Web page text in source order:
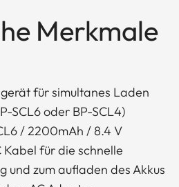
Merkmale
für simultanes Laden
SCL6 oder BP-SCL4)
/ 2200mAh / 8.4 V
Kabel für die schnelle
und zum aufladen des Akkus